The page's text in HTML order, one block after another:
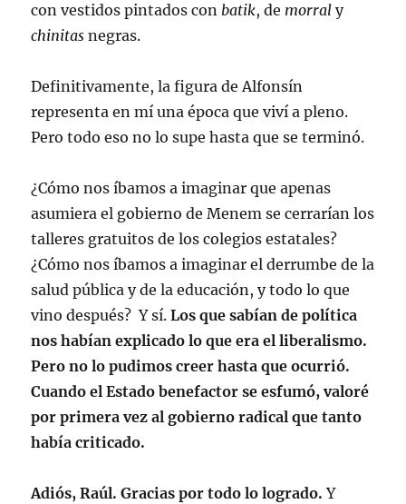
con vestidos pintados con batik, de morral y
chinitas negras.
Definitivamente, la figura de Alfonsín
representa en mí una época que viví a pleno.
Pero todo eso no lo supe hasta que se terminó.
¿Cómo nos íbamos a imaginar que apenas
asumiera el gobierno de Menem se cerrarían los
talleres gratuitos de los colegios estatales?
¿Cómo nos íbamos a imaginar el derrumbe de la
salud pública y de la educación, y todo lo que
vino después? Y sí. Los que sabían de política
nos habían explicado lo que era el liberalismo.
Pero no lo pudimos creer hasta que ocurrió.
Cuando el Estado benefactor se esfumó, valoré
por primera vez al gobierno radical que tanto
había criticado.
Adiós, Raúl. Gracias por todo lo logrado.Y